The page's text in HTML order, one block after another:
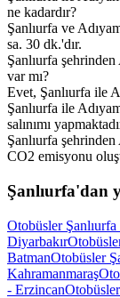
ne kadardır?
Şanlıurfa ve
sa. 30 dk.'dır.
Şanlıurfa
var mı?
Evet, Şanlıurfa ile
Şanlıurfa ile
salınımı
Şanlıurfa
CO2 emisyonu
Şanlıurfa'dan
Otobüsler
Diyarbakır
BatmanOtobüsler
Kahramanmaraş
- Erzincan